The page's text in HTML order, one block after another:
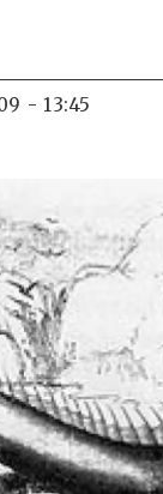
- 13:45